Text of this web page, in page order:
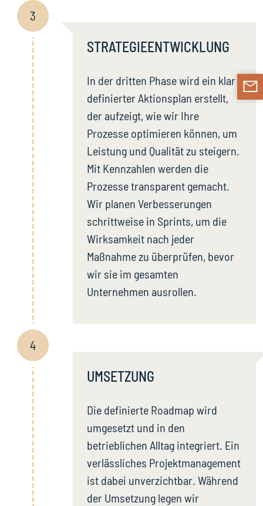
3
STRATEGIEENTWICKLUNG
In der dritten Phase wird ein klar
definierter Aktionsplan erstellt,
der aufzeigt, wie wir Ihre
Prozesse optimieren können, um
Leistung und Qualität zu steigern.
Mit Kennzahlen werden die
Prozesse transparent gemacht.
Wir planen Verbesserungen
schrittweise in Sprints, um die
Wirksamkeit nach jeder
Maßnahme zu überprüfen, bevor
wir sie im gesamten
Unternehmen ausrollen.
UMSETZUNG
Die definierte Roadmap wird
umgesetzt und in den
betrieblichen Alltag integriert. Ein
verlässliches Projektmanagement
ist dabei unverzichtbar. Während
der Umsetzung legen wir
4